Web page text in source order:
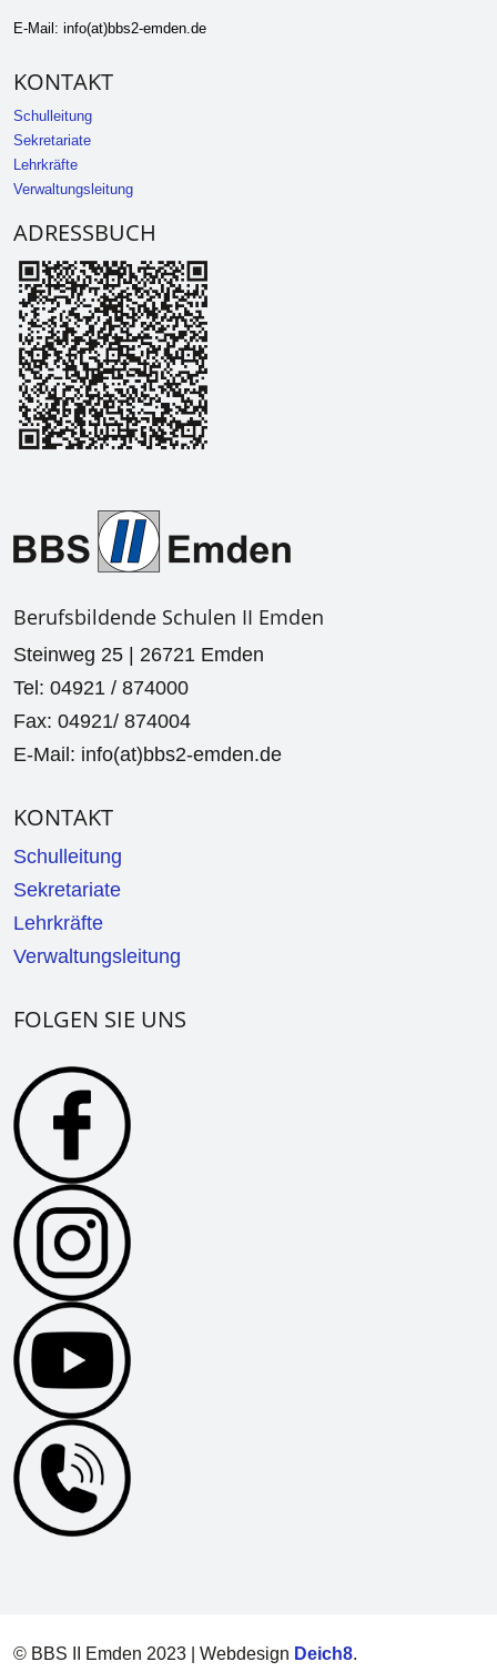
E-Mail: info(at)bbs2-emden.de
KONTAKT
Schulleitung
Sekretariate
Lehrkräfte
Verwaltungsleitung
ADRESSBUCH
Berufsbildende Schulen II Emden
Steinweg 25 | 26721 Emden
Tel: 04921 / 874000
Fax: 04921/ 874004
E-Mail: info(at)bbs2-emden.de
KONTAKT
Schulleitung
Sekretariate
Lehrkräfte
Verwaltungsleitung
FOLGEN SIE UNS
© BBS II Emden 2023 | Webdesign Deich8.